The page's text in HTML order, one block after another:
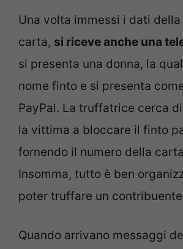
Una volta immessi i dati
carta, si riceve anche una
si presenta una donna, la
nome finto e si presenta
PayPal. La truffatrice cerca
la vittima a bloccare il finto
fornendo il numero della
Insomma, tutto è ben
poter truffare un
Quando arrivano messaggi